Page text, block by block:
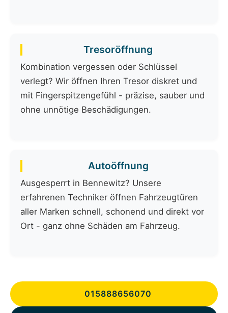
Tresoröffnung
Kombination vergessen oder Schlüssel
verlegt? Wir öffnen Ihren Tresor diskret und
mit Fingerspitzengefühl - präzise, sauber und
ohne unnötige Beschädigungen.
Autoöffnung
Ausgesperrt in Bennewitz? Unsere
erfahrenen Techniker öffnen Fahrzeugtüren
aller Marken schnell, schonend und direkt vor
Ort - ganz ohne Schäden am Fahrzeug.
015888656070